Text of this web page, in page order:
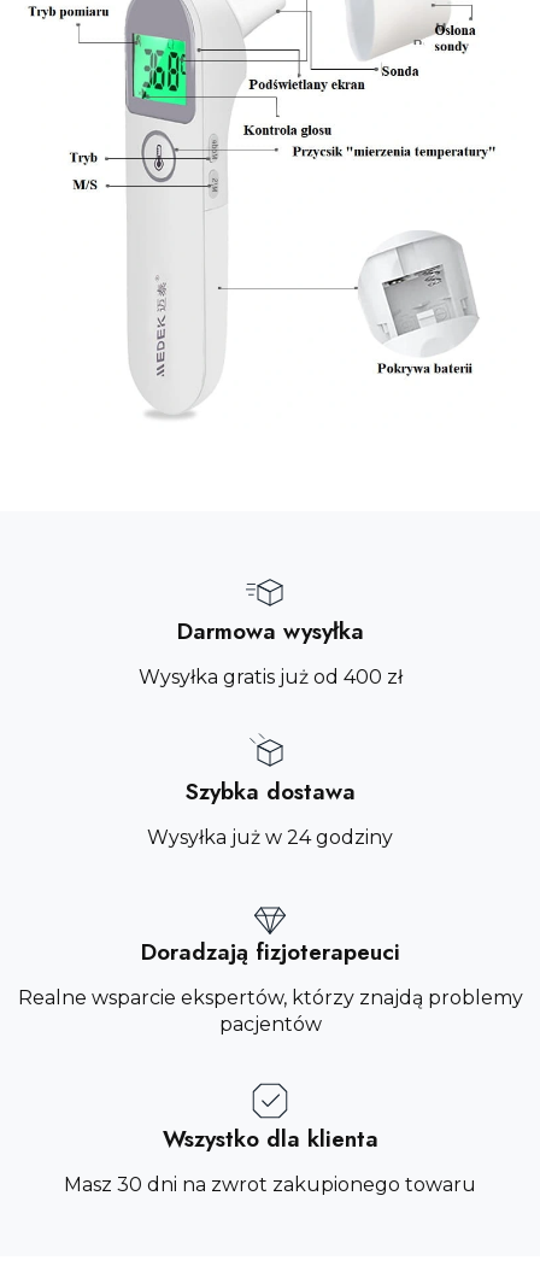
Darmowa wysyłka
Wysyłka gratis już od 400 zł
Szybka dostawa
Wysyłka już w 24 godziny
Doradzają fizjoterapeuci
Realne wsparcie ekspertów, którzy znajdą problemy
pacjentów
Wszystko dla klienta
Masz 30 dni na zwrot zakupionego towaru